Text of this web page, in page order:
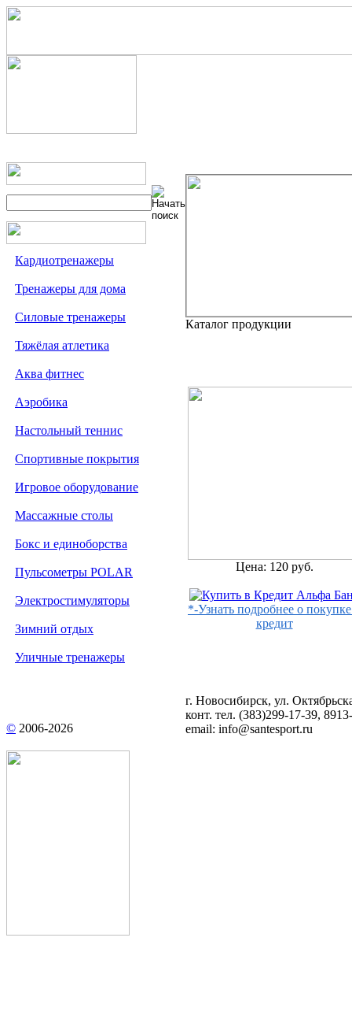
Кардиотренажеры
Тренажеры для дома
Силовые тренажеры
Тяжёлая атлетика
Аква фитнес
Аэробика
Настольный теннис
Спортивные покрытия
Игровое оборудование
Массажные столы
Бокс и единоборства
Пульсометры POLAR
Электростимуляторы
Зимний отдых
Уличные тренажеры
Каталог продукции
Цена: 120 руб.
*-Узнать подробнее о
кредит
© 2006-2026
г. Новосибирск, ул.
конт. тел. (383)299-17-39,
email: info@santesport.ru